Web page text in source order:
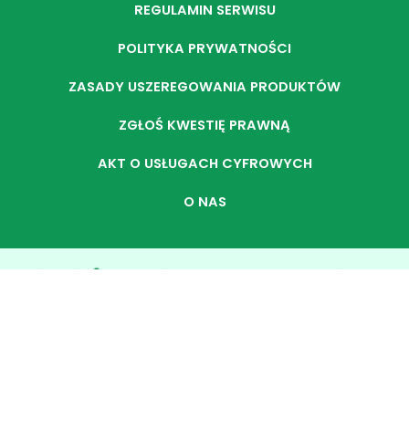
REGULAMIN SERWISU
POLITYKA PRYWATNOŚCI
ZASADY USZEREGOWANIA PRODUKTÓW
ZGŁOŚ KWESTIĘ PRAWNĄ
AKT O USŁUGACH CYFROWYCH
O NAS